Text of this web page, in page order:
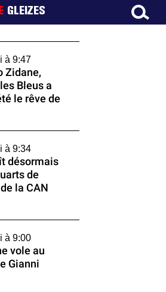
GLEIZES
à 9:47
Zidane,
Bleus a
le rêve de
à 9:34
désormais
de
la CAN
à 9:00
vole au
Gianni